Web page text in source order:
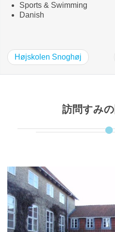
Sports & Swimming
Danish
Højskolen Snoghøj
訪問すみ